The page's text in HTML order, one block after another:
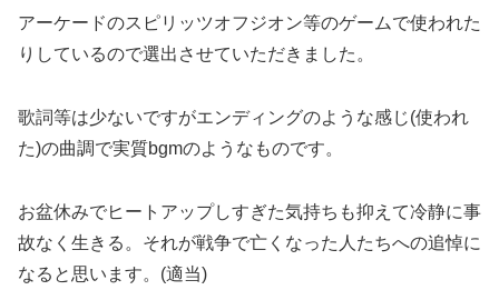
アーケードのスピリッツオフジオン等のゲームで使われた
りしているので選出させていただきました。
歌詞等は少ないですがエンディングのような感じ(使われ
た)の曲調で実質bgmのようなものです。
お盆休みでヒートアップしすぎた気持ちも抑えて冷静に事
故なく生きる。それが戦争で亡くなった人たちへの追悼に
なると思います。(適当)